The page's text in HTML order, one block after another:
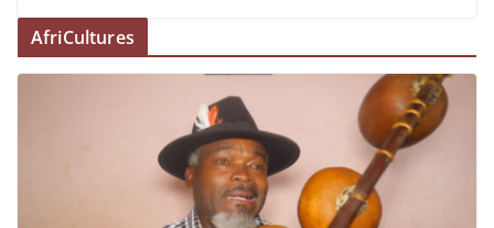
AfriCultures